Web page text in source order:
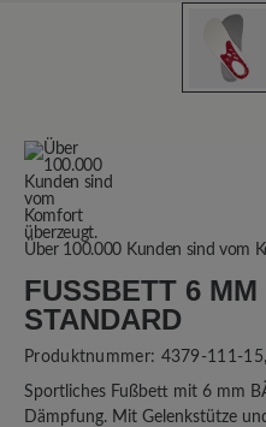
Über 100.000 Kunden sind vom
FUSSBETT 6 MM
TANDARD
Produktnummer: 4379-111-
Sportliches Fußbett mit 6 mm
Dämpfung. Mit Gelenkstütze